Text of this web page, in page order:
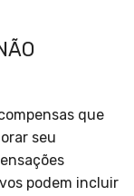
que
seu
podem incluir